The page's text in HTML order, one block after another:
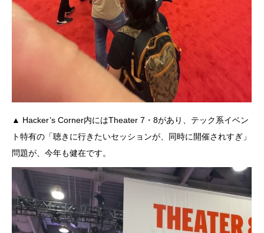
▲ Hacker’s Corner内にはTheater 7・8があり、テック系イベン
ト特有の「聴きに行きたいセッションが、同時に開催されすぎ」
問題が、今年も健在です。